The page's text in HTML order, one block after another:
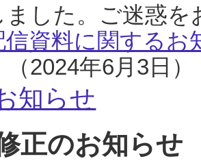
ました。ご迷惑
信資料に関するお
2024年6月3日）
知らせ
正のお知らせ